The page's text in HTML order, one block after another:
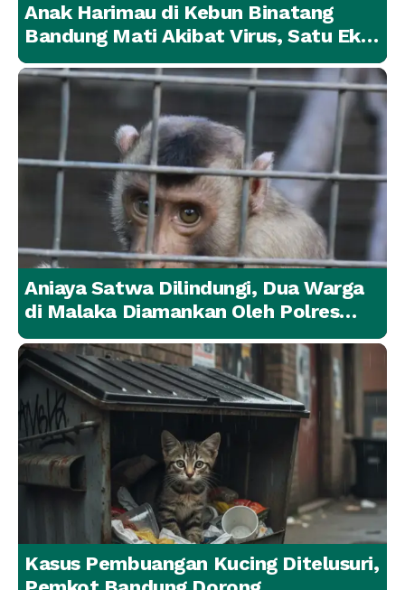
Anak Harimau di Kebun Binatang
Bandung Mati Akibat Virus, Satu Ekor
Lainnya Berangsur Membaik
Aniaya Satwa Dilindungi, Dua Warga
di Malaka Diamankan Oleh Polres
Malaka
Kasus Pembuangan Kucing Ditelusuri,